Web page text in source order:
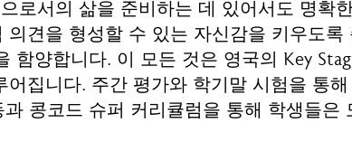
로서의 삶을 준비하는 데 있어서도 명확
견을 형성할 수 있는 자신감을 키우도록
양합니다. 이 모든 것은 영국의 Key
집니다. 주간 평가와 학기말 시험을 통
콩코드 슈퍼 커리큘럼을 통해 학생들은